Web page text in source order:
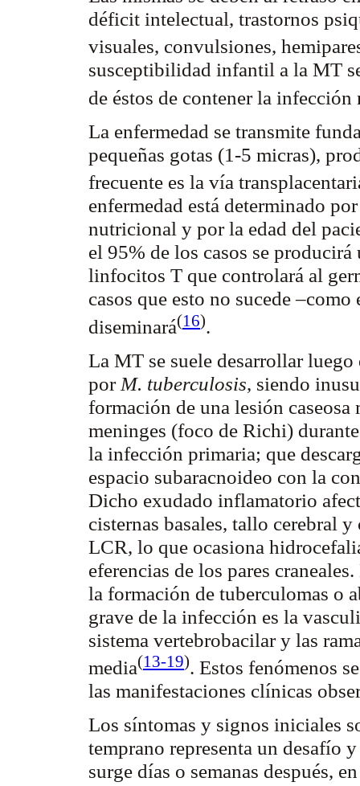
déficit intelectual, trastornos
visuales, convulsiones,
susceptibilidad infantil a la MT
de éstos de contener la
La enfermedad se transmite
pequeñas gotas (1-5 micras),
frecuente es la vía
enfermedad está determinado
nutricional y por la edad del
el 95% de los casos se
linfocitos T que controlará al
casos que esto no sucede
diseminará(16).
La MT se suele desarrollar luego
por M. tuberculosis, siendo
formación de una lesión caseosa
meninges (foco de Richi)
la infección primaria; que
espacio subaracnoideo con la
Dicho exudado inflamatorio
cisternas basales, tallo cerebral
LCR, lo que ocasiona
eferencias de los pares
la formación de tuberculomas o
grave de la infección es la
sistema vertebrobacilary las
media(13-19). Estos fenómenos
las manifestaciones clínicas
Los síntomas y signos iniciales
temprano representa un desafío
surge días o semanas después,